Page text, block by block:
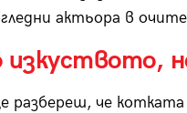
актьора в
изкуството,
разбереш, че